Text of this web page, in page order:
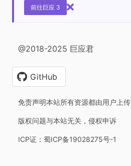
前往巨应 3
@2018-2025 巨应君
GitHub
免责声明本站所有资源都由用户上传
版权问题与本站无关，侵权申诉
ICP证：蜀ICP备19028275号-1